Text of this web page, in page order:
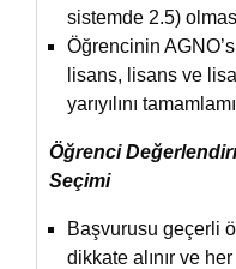
sistemde 2.5)
Öğrencinin
lisans, lisans ve
yarıyılını
Öğrenci
Seçimi
Başvurusu geçerli
dikkate alınır ve